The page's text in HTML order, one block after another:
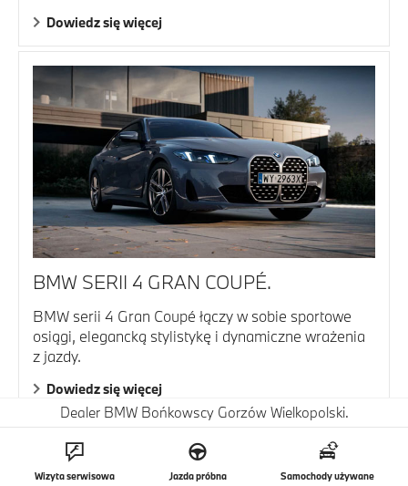
Dowiedz się więcej
BMW SERII 4 GRAN COUPÉ.
BMW serii 4 Gran Coupé łączy w sobie sportowe
osiągi, elegancką stylistykę i dynamiczne wrażenia
z jazdy.
Dowiedz się więcej
Dealer BMW Bońkowscy Gorzów Wielkopolski.
Wizyta serwisowa Jazda próbna Samochody używane